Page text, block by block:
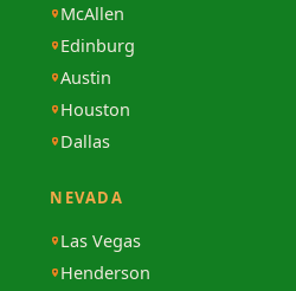
McAllen
Edinburg
Austin
Houston
Dallas
NEVADA
Las Vegas
Henderson